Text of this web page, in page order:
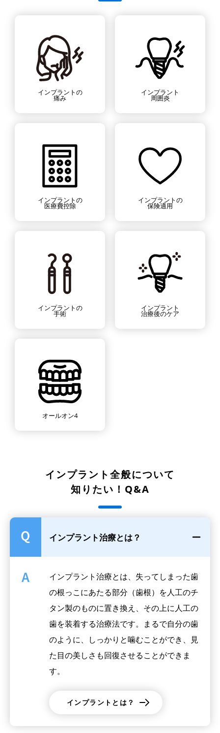
インプラントの
痛み
インプラント
周囲炎
インプラントの
医療費控除
インプラントの
保険適用
インプラントの
手術
インプラント
治療後のケア
オールオン4
インプラント全般について
知りたい！Q&A
インプラント治療とは？
インプラント治療とは、失ってしまった歯
の根っこにあたる部分（歯根）を人工のチ
タン製のものに置き換え、その上に人工の
歯を装着する治療法です。まるで自分の歯
のように、しっかりと噛むことができ、見
た目の美しさも回復させることができま
す。
インプラントとは？